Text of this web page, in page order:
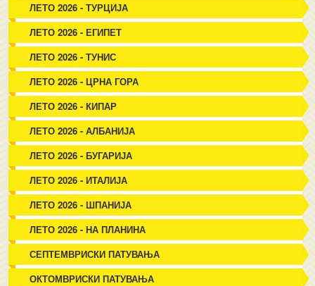
ЛЕТО 2026 - ТУРЦИЈА
ЛЕТО 2026 - ЕГИПЕТ
ЛЕТО 2026 - ТУНИС
ЛЕТО 2026 - ЦРНА ГОРА
ЛЕТО 2026 - КИПАР
ЛЕТО 2026 - АЛБАНИЈА
ЛЕТО 2026 - БУГАРИЈА
ЛЕТО 2026 - ИТАЛИЈА
ЛЕТО 2026 - ШПАНИЈА
ЛЕТО 2026 - НА ПЛАНИНА
СЕПТЕМВРИСКИ ПАТУВАЊА
ОКТОМВРИСКИ ПАТУВАЊА